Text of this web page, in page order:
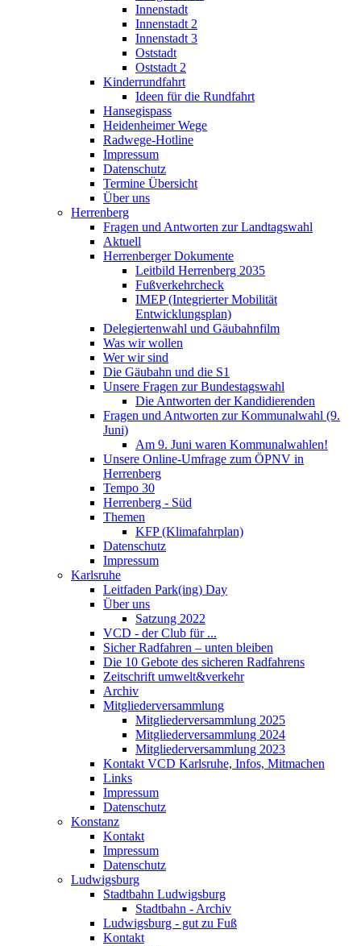
Innenstadt
Innenstadt 2
Innenstadt 3
Oststadt
Oststadt 2
Kinderrundfahrt
Ideen für die Rundfahrt
Hansegispass
Heidenheimer Wege
Radwege-Hotline
Impressum
Datenschutz
Termine Übersicht
Über uns
Herrenberg
Fragen und Antworten zur Landtagswahl
Aktuell
Herrenberger Dokumente
Leitbild Herrenberg 2035
Fußverkehrcheck
IMEP (Integrierter Mobilität
Entwicklungsplan)
Delegiertenwahl und Gäubahnfilm
Was wir wollen
Wer wir sind
Die Gäubahn und die S1
Unsere Fragen zur Bundestagswahl
Die Antworten der Kandidierenden
Fragen und Antworten zur Kommunalwahl (9.
Juni)
Am 9. Juni waren Kommunalwahlen!
Unsere Online-Umfrage zum ÖPNV in
Herrenberg
Tempo 30
Herrenberg - Süd
Themen
KFP (Klimafahrplan)
Datenschutz
Impressum
Karlsruhe
Leitfaden Park(ing) Day
Über uns
Satzung 2022
VCD - der Club für ...
Sicher Radfahren – unten bleiben
Die 10 Gebote des sicheren Radfahrens
Zeitschrift umwelt&verkehr
Archiv
Mitgliederversammlung
Mitgliederversammlung 2025
Mitgliederversammlung 2024
Mitgliederversammlung 2023
Kontakt VCD Karlsruhe, Infos, Mitmachen
Links
Impressum
Datenschutz
Konstanz
Kontakt
Impressum
Datenschutz
Ludwigsburg
Stadtbahn Ludwigsburg
Stadtbahn - Archiv
Ludwigsburg - gut zu Fuß
Kontakt